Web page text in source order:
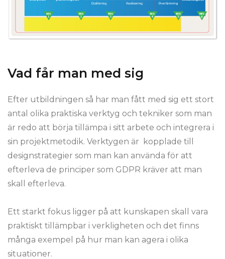
Vad får man med sig
Efter utbildningen så har man fått med sig ett stort
antal olika praktiska verktyg och tekniker som man
är redo att börja tillämpa i sitt arbete och integrera i
sin projektmetodik. Verktygen är kopplade till
designstrategier som man kan använda för att
efterleva de principer som GDPR kräver att man
skall efterleva.
Ett starkt fokus ligger på att kunskapen skall vara
praktiskt tillämpbar i verkligheten och det finns
många exempel på hur man kan agera i olika
situationer.